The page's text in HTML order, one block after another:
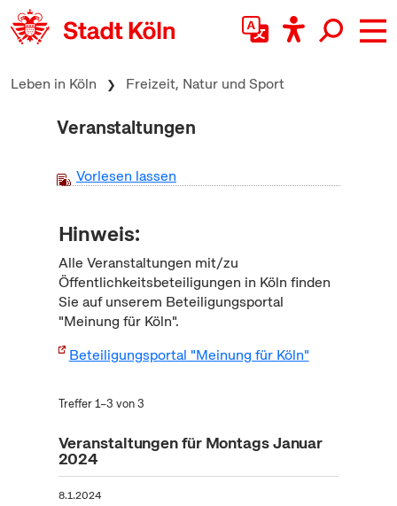
zum Inhalt springen
Leben in Köln Freizeit, Natur und Sport
Veranstaltungen
Vorlesen lassen
Hinweis:
Alle Veranstaltungen mit/zu
Öffentlichkeitsbeteiligungen in Köln finden
Sie auf unserem Beteiligungsportal
"Meinung für Köln".
Beteiligungsportal "Meinung für Köln"
Treffer 1–3 von 3
Veranstaltungen für Montags Januar
2024
8.1.2024